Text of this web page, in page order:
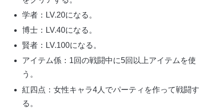
学者：LV.20になる。
博士：LV.40になる。
賢者：LV.100になる。
アイテム係：1回の戦闘中に5回以上アイテムを使
う。
紅四点：女性キャラ4人でパーティを作って戦闘す
る。